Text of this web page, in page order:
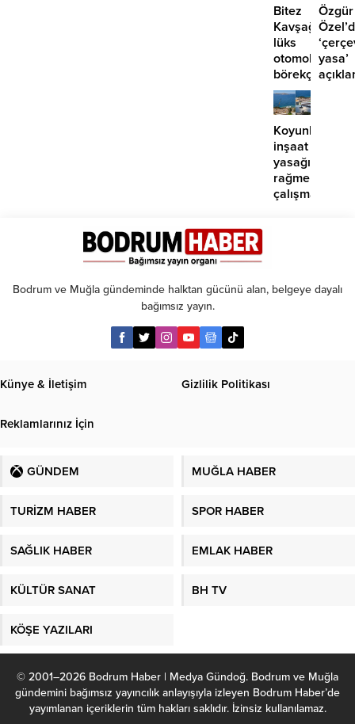
Bitez
Kavşağı’nda
lüks
otomobil
börekçiye
girdi:
2
yaralı
Özgür
yasa’
Koyunbaba’da
inşaat
yasağına
rağmen
çalışma
Bodrum ve Muğla gündeminde halktan gücünü alan, belgeye dayalı
bağımsız yayın.
Künye & İletişim Gizlilik Politikası
Reklamlarınız İçin
GÜNDEM MUĞLA HABER
TURİZM HABER SPOR HABER
SAĞLIK HABER EMLAK HABER
KÜLTÜR SANAT BH TV
KÖŞE YAZILARI
© 2001–2026 Bodrum Haber | Medya Gündoğ. Bodrum ve Muğla
gündemini bağımsız yayıncılık anlayışıyla izleyen Bodrum Haber’de
yayımlanan içeriklerin tüm hakları saklıdır. İzinsiz kullanılamaz.